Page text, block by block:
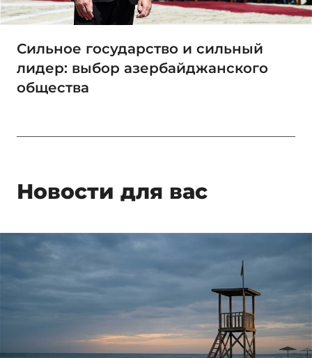
Сильное государство и сильный
лидер: выбор азербайджанского
общества
Новости для вас